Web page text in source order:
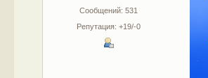
Сообщений: 531
Репутация: +19/-0